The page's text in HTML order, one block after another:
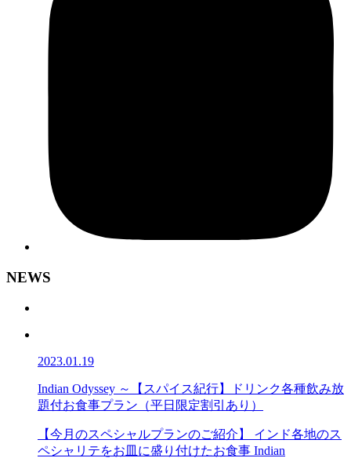
NEWS
2023.01.19
Indian Odyssey ～【スパイス紀行】ドリンク各種飲み放
題付お食事プラン（平日限定割引あり）
【今月のスペシャルプランのご紹介】 インド各地のス
ペシャリテをお皿に盛り付けたお食事 Indian